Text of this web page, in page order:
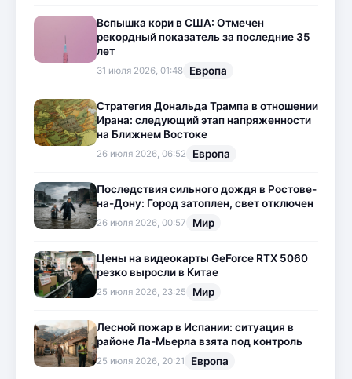
Вспышка кори в США: Отмечен
рекордный показатель за последние 35
лет
31 июля 2026, 01:48 Европа
Стратегия Дональда Трампа в отношении
Ирана: следующий этап напряженности
на Ближнем Востоке
26 июля 2026, 06:52 Европа
Последствия сильного дождя в Ростове-
на-Дону: Город затоплен, свет отключен
26 июля 2026, 00:57 Мир
Цены на видеокарты GeForce RTX 5060
резко выросли в Китае
25 июля 2026, 23:25 Мир
Лесной пожар в Испании: ситуация в
районе Ла-Мьерла взята под контроль
25 июля 2026, 20:21 Европа